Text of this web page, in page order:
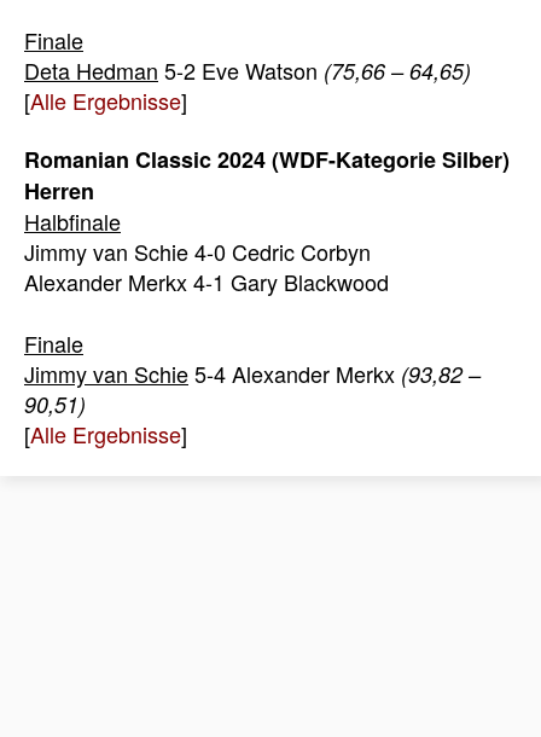
Finale
Deta Hedman 5-2 Eve Watson (75,66 – 64,65)
[Alle Ergebnisse]
Romanian Classic 2024 (WDF-Kategorie Silber)
Herren
Halbfinale
Jimmy van Schie 4-0 Cedric Corbyn
Alexander Merkx 4-1 Gary Blackwood
Finale
Jimmy van Schie5-4 Alexander Merkx (93,82 –
90,51)
[Alle Ergebnisse]